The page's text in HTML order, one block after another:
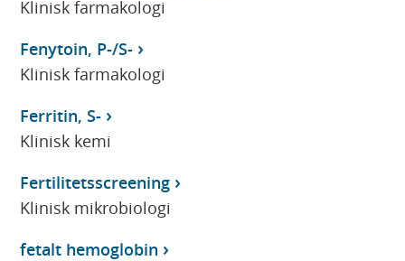
Klinisk farmakologi
Fenytoin, P-/S-
Klinisk farmakologi
Ferritin, S-
Klinisk kemi
Fertilitetsscreening
Klinisk mikrobiologi
fetalt hemoglobin